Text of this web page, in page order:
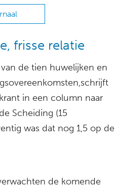
frisse relatie
de tien huwelijken en
in een column naar
Scheiding (15
was dat nog 1,5 op de
de komende